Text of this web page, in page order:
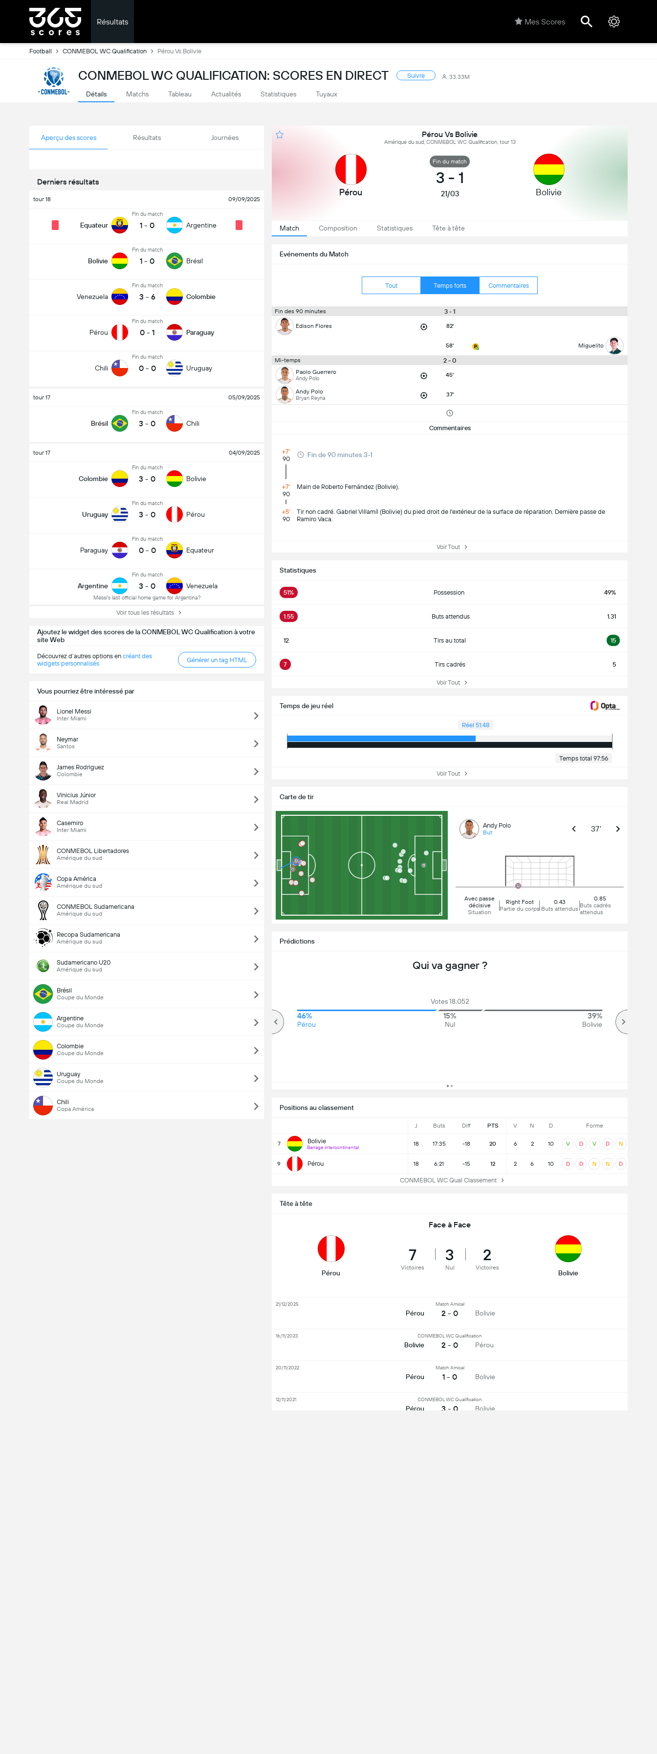
Résultats Mes Scores
Football CONMEBOL WC Qualification Pérou Vs Bolivie
CONMEBOL WC QUALIFICATION: SCORES EN DIRECT Suivre 33.33M
Détails Matchs Tableau Actualités Statistiques Tuyaux
Aperçu des scores Résultats Journées
Derniers résultats
tour 18 09/09/2025
Equateur
Fin du match
1 - 0 Argentine
Bolivie
Fin du match
1 - 0 Brésil
Venezuela
Fin du match
3 - 6 Colombie
Pérou
Fin du match
0 - 1 Paraguay
Chili
Fin du match
0 - 0 Uruguay
tour 17 05/09/2025
Brésil
Fin du match
3 - 0 Chili
tour 17 04/09/2025
Colombie
Fin du match
3 - 0 Bolivie
Uruguay
Fin du match
3 - 0 Pérou
Paraguay
Fin du match
0 - 0 Equateur
Argentine
Fin du match
3 - 0
Messi's last official home game for Argentina?
Venezuela
Voir tous les résultats
Ajoutez le widget des scores de la CONMEBOL WC Qualification à votre
site Web
Découvrez d’autres options en créant des
widgets personnalisés
Générer un tag HTML
Vous pourriez être intéressé par
Lionel Messi
Inter Miami
Neymar
Santos
James Rodriguez
Colombie
Vinicius Júnior
Real Madrid
Casemiro
Inter Miami
CONMEBOL Libertadores
Amérique du sud
Copa América
Amérique du sud
CONMEBOL Sudamericana
Amérique du sud
Recopa Sudamericana
Amérique du sud
Sudamericano U20
Amérique du sud
Brésil
Coupe du Monde
Argentine
Coupe du Monde
Colombie
Coupe du Monde
Uruguay
Coupe du Monde
Chili
Copa América
Pérou Vs Bolivie
Amérique du sud, CONMEBOL WC Qualification, tour 13
Pérou
Fin du match
3 - 1
21/03 Bolivie
Match Composition Statistiques Tête à tête
Evénements du Match
Tout Temps forts Commentaires
Fin des 90 minutes 3 - 1
Edison Flores 82'
58' Miguelito
Mi-temps 2 - 0
Paolo Guerrero
Andy Polo 45'
Andy Polo
Bryan Reyna 37'
Commentaires
+7'
90
Fin de 90 minutes 3-1
+7'
90
Main de Roberto Fernández (Bolivie).
+5'
90
Tir non cadré. Gabriel Villamíl (Bolivie) du pied droit de l'extérieur de la surface de réparation. Dernière passe de
Ramiro Vaca.
Voir Tout
Statistiques
51% Possession 49%
1.55 Buts attendus 1.31
12 Tirs au total 15
7 Tirs cadrés 5
Voir Tout
Temps de jeu réel
Réel 51:48
Temps total 97:56
Voir Tout
Carte de tir
Andy Polo
But 37'
Avec passe
décisive
Situation
Right Foot
Partie du corps
0.43
Buts attendus
0.85
Buts cadrés
attendus
Positions au classement
J Buts Diff PTS V N D Forme
7 Bolivie
Barrage intercontinental
18 17:35 -18 20 6 2 10 V D V D N
9 Pérou 18 6:21 -15 12 2 6 10 D D N N D
CONMEBOL WC Qual Classement
Prédictions
Qui va gagner ?
Votes 18,052
46%
Pérou
15%
Nul
39%
Bolivie
Nombre total de but (2.5)
Votes 1,859
Tête à tête
Face à Face
Pérou
7
Victoires
3
Nul
2
Victoires
Bolivie
Pérou
Match Amical
2 - 0 Bolivie
21/12/2025
Bolivie
CONMEBOL WC Qualification
2 - 0 Pérou
16/11/2023
Pérou
Match Amical
1 - 0 Bolivie
20/11/2022
Pérou
CONMEBOL WC Qualification
3 - 0 Bolivie
12/11/2021